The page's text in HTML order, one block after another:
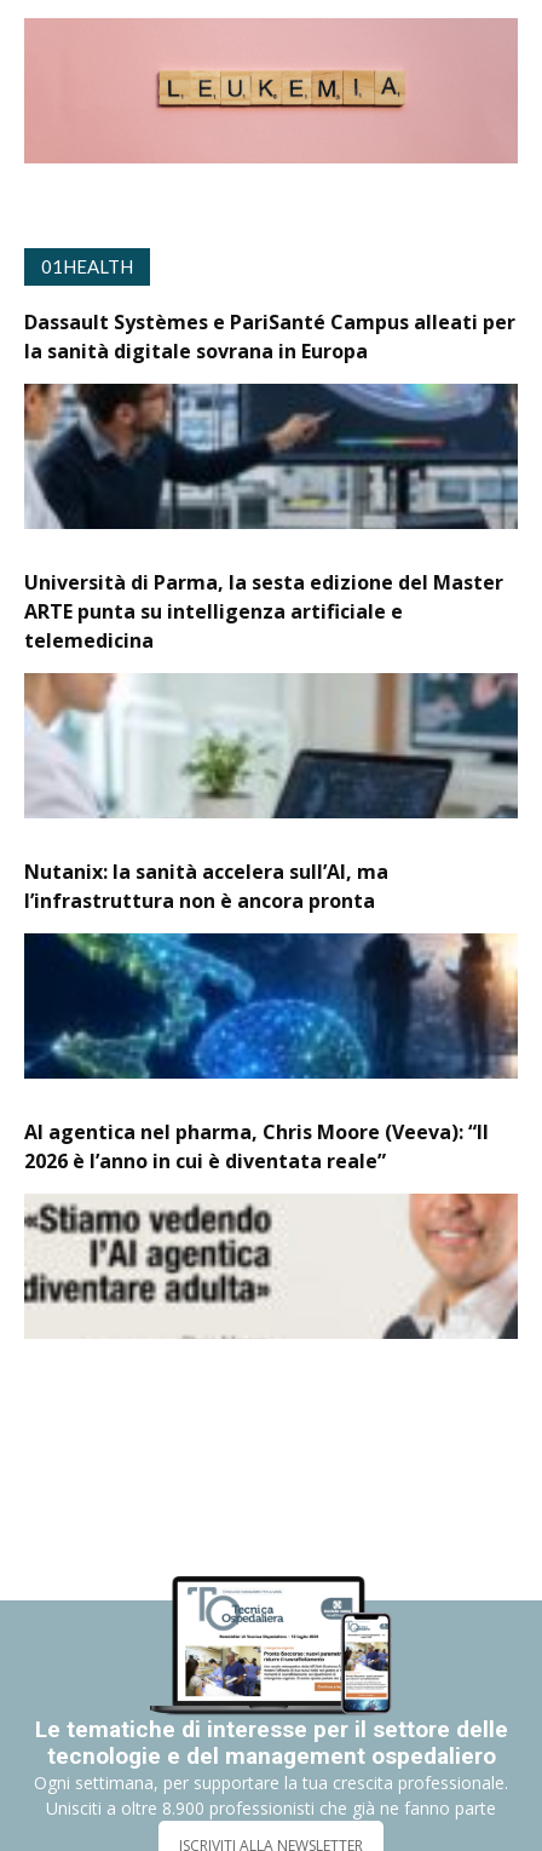
01HEALTH
Dassault Systèmes e PariSanté Campus alleati per
la sanità digitale sovrana in Europa
Università di Parma, la sesta edizione del Master
ARTE punta su intelligenza artificiale e
telemedicina
Nutanix: la sanità accelera sull’AI, ma
l’infrastruttura non è ancora pronta
AI agentica nel pharma, Chris Moore (Veeva): “Il
2026 è l’anno in cui è diventata reale”
Le tematiche di interesse per il settore delle
tecnologie e del management ospedaliero
Ogni settimana, per supportare la tua crescita professionale.
Unisciti a oltre 8.900 professionisti che già ne fanno parte
ISCRIVITI ALLA NEWSLETTER